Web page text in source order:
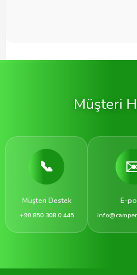
Müşteri
📞
Müşteri Destek
+90 850 308 0 445
E-